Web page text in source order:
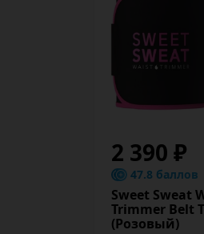
2 390 ₽
47.8 баллов
Sweet Sweat
Trimmer Belt
(Розовый)